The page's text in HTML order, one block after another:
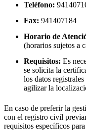
Teléfono:
Fax: 941407184
Horario de
(horarios sujetos a
Requisitos: Es
se solicita la
los datos
agilizar la
En caso de preferir la
con el registro civil
requisitos específicos